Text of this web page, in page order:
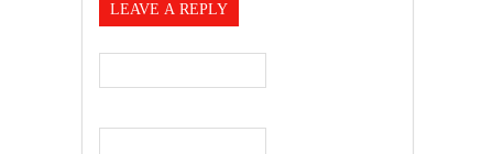
LEAVE A REPLY